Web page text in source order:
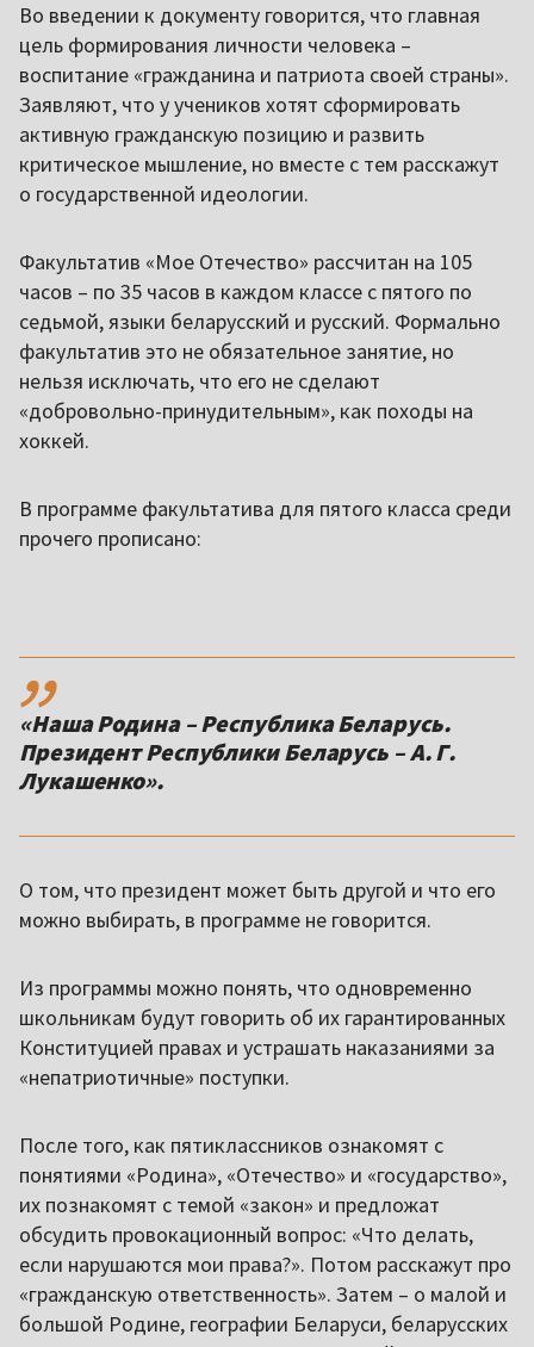
Во введении к документу говорится, что главная
цель формирования личности человека –
воспитание «гражданина и патриота своей страны».
Заявляют, что у учеников хотят сформировать
активную гражданскую позицию и развить
критическое мышление, но вместе с тем расскажут
о государственной идеологии.
Факультатив «Мое Отечество» рассчитан на 105
часов – по 35 часов в каждом классе с пятого по
седьмой, языки беларусский и русский. Формально
факультатив это не обязательное занятие, но
нельзя исключать, что его не сделают
«добровольно-принудительным», как походы на
хоккей.
В программе факультатива для пятого класса среди
прочего прописано:
,,
«Наша Родина – Республика Беларусь.
Президент Республики Беларусь – А. Г.
Лукашенко».
О том, что президент может быть другой и что его
можно выбирать, в программе не говорится.
Из программы можно понять, что одновременно
школьникам будут говорить об их гарантированных
Конституцией правах и устрашать наказаниями за
«непатриотичные» поступки.
После того, как пятиклассников ознакомят с
понятиями «Родина», «Отечество» и «государство»,
их познакомят с темой «закон» и предложат
обсудить провокационный вопрос: «Что делать,
если нарушаются мои права?». Потом расскажут про
«гражданскую ответственность». Затем – о малой и
большой Родине, географии Беларуси, беларусских